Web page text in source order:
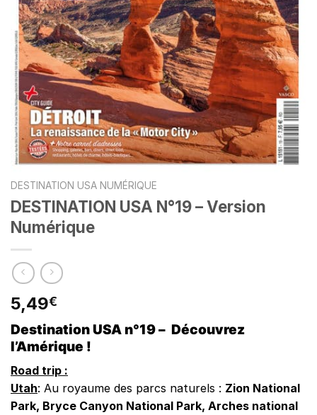
DESTINATION USA NUMÉRIQUE
DESTINATION USA N°19 – Version
Numérique
5,49€
Destination USA n°19 – Découvrez
l’Amérique !
Road trip :
Utah: Au royaume des parcs naturels : Zion National
Park, Bryce Canyon National Park, Arches national